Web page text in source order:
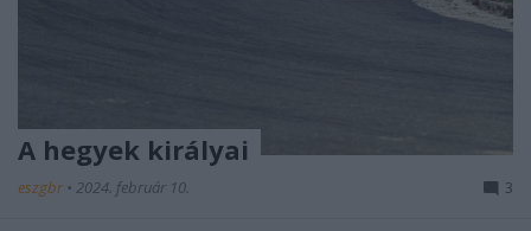
A hegyek királyai
eszgbr • 2024. február 10. 3